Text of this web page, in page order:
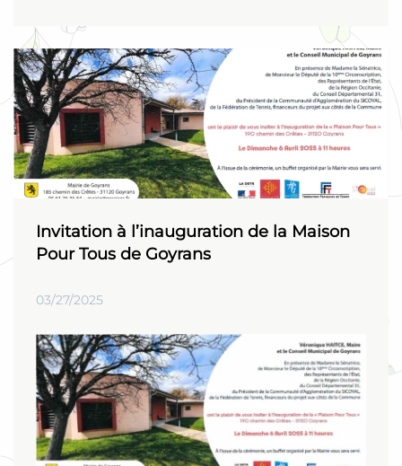
Invitation à l’inauguration de la Maison
Pour Tous de Goyrans
03/27/2025